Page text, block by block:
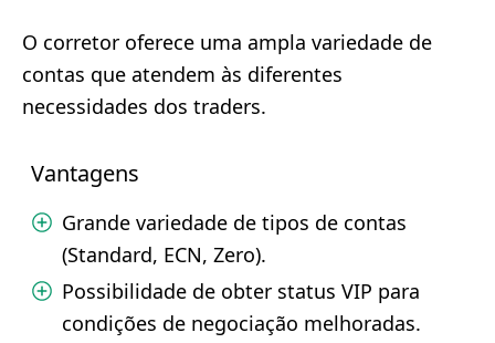
O corretor oferece uma ampla variedade de
contas que atendem às diferentes
necessidades dos traders.
Vantagens
Grande variedade de tipos de contas
(Standard, ECN, Zero).
Possibilidade de obter status VIP para
condições de negociação melhoradas.